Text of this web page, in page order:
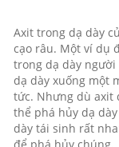
Axit trong dạ dày
cạo râu. Một ví dụ
trong dạ dày
dạ dày xuống một
tức. Nhưng dù axit
thể phá hủy dạ
dày tái sinh rất
để phá hủy chúng.